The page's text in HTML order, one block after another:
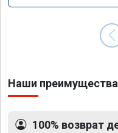
Наши преимущества
100% возврат